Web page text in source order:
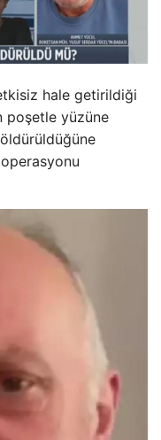
hale getirildiği
poşetle yüzüne
öldürüldüğüne